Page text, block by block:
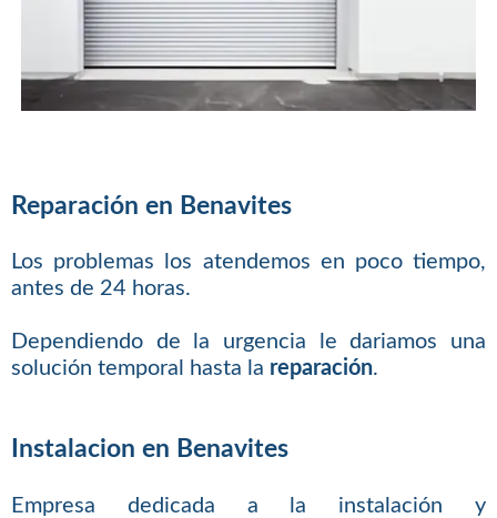
Reparación en Benavites
Los problemas los atendemos en poco tiempo,
antes de 24 horas.
Dependiendo de la urgencia le dariamos una
solución temporal hasta la reparación.
Instalacion en Benavites
Empresa dedicada a la instalación y